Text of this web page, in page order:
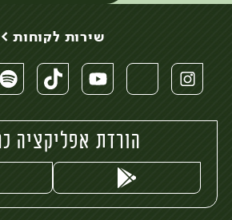
שירות לקוחות >
הורדת אפליקציה